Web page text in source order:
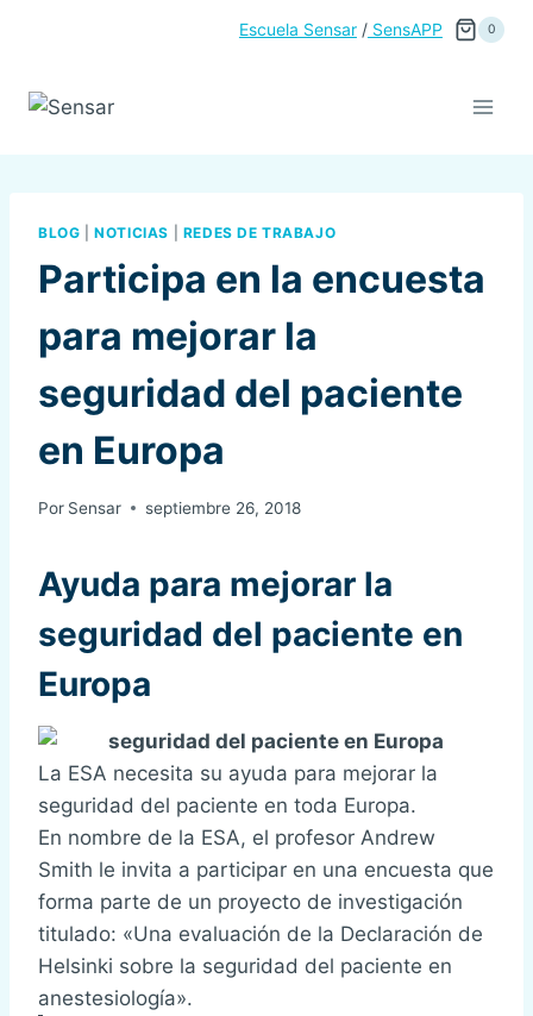
Escuela Sensar/SensAPP 0
BLOG |NOTICIAS REDES DE TRABAJO
Participa en la encuesta
para mejorar la
seguridad del paciente
en Europa
Por Sensar septiembre 26, 2018
Ayuda para mejorar la
seguridad del paciente en
Europa
La ESA necesita su ayuda para mejorar la
seguridad del paciente en toda Europa.
En nombre de la ESA, el profesor Andrew
Smith le invita a participar en una encuesta que
forma parte de un proyecto de investigación
titulado: «Una evaluación de la Declaración de
Helsinki sobre la seguridad del paciente en
anestesiología».